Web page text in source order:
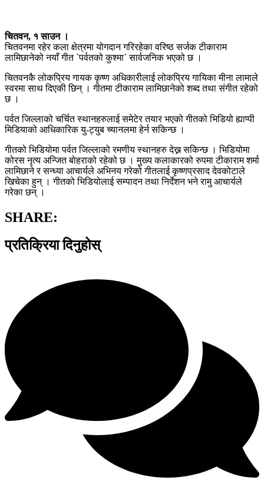
चितवन, १ साउन ।
चितवनमा रहेर कला क्षेत्रमा योगदान गरिरहेका वरिष्ठ सर्जक टीकाराम
लामिछानेको नयाँ गीत `पर्वतको कुश्मा´ सार्वजनिक भएको छ ।
चितवनकै लोकप्रिय गायक कृष्ण अधिकारीलाई लोकप्रिय गायिका मीना लामाले
स्वरमा साथ दिएकी छिन् । गीतमा टीकाराम लामिछानेको शब्द तथा संगीत रहेको
छ ।
पर्वत जिल्लाको चर्चित स्थानहरुलाई समेटेर तयार भएको गीतको भिडियो ह्याप्पी
मिडियाको आधिकारिक यु-ट्युब च्यानलमा हेर्न सकिन्छ ।
गीतको भिडियोमा पर्वत जिल्लाको रमणीय स्थानहरु देख्न सकिन्छ । भिडियोमा
कोरस नृत्य अन्जित बोहराको रहेको छ । मुख्य कलाकारको रुपमा टीकाराम शर्मा
लामिछाने र सन्ध्या आचार्यले अभिनय गरेको गीतलाई कृष्णप्रसाद देवकोटाले
खिचेका हुन् । गीतको भिडियोलाई सम्पादन तथा निर्देशन भने रामु आचार्यले
गरेका छन् ।
SHARE:
प्रतिक्रिया दिनुहोस्